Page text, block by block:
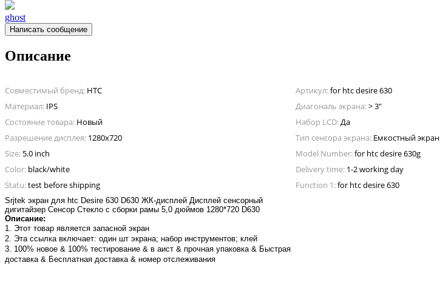
ghost
Написать сообщение
Описание
Совместимый бренд: HTC Артикул:for htc desire 630
Материал: IPS Диагональ экрана:> 3"
Состояние товара: Новый Набор LCD:Да
Разрешение дисплея: 1280x720 Тип сенсора экрана: Емкостный экран
Size: 5.0 inch Model Number:for htc desire 630g
Color: black/white Delivery time: 1-2 working day
Statu:test before shipping Function 1:for htc desire 630
Srjtek экран для htc Desire 630 D630 ЖК-дисплей Дисплей сенсорный
дигитайзер Сенсор Стекло с сборки рамы 5,0 дюймов 1280*720 D630
Описание:
1. Этот товар является запасной экран
2. Эта ссылка включает: один шт экрана; набор инструментов; клей
3. 100% новое & 100% тестирование & в аист & прочная упаковка & Быстрая
доставка & Бесплатная доставка & номер отслеживания